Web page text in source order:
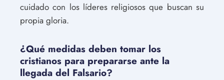
cuidado con los líderes religiosos que buscan su
propia gloria.
¿Qué medidas deben tomar los
cristianos para prepararse ante la
llegada del Falsario?